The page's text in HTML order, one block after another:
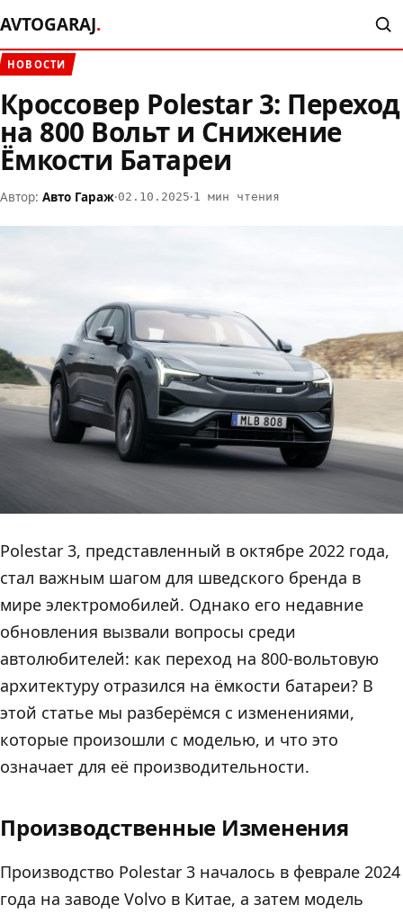
AVTOGARAJ.
НОВОСТИ
Кроссовер Polestar 3: Переход
на 800 Вольт и Снижение
Ёмкости Батареи
Автор: Авто Гараж·02.10.2025·1 мин чтения
Polestar 3, представленный в октябре 2022 года,
стал важным шагом для шведского бренда в
мире электромобилей. Однако его недавние
обновления вызвали вопросы среди
автолюбителей: как переход на 800-вольтовую
архитектуру отразился на ёмкости батареи? В
этой статье мы разберёмся с изменениями,
которые произошли с моделью, и что это
означает для её производительности.
Производственные Изменения
Производство Polestar 3 началось в феврале 2024
года на заводе Volvo в Китае, а затем модель